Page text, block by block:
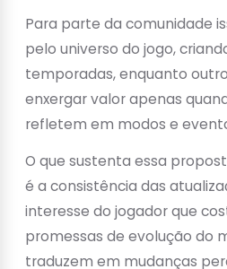
Para parte da comunidade
pelo universo do jogo,
temporadas, enquanto
enxergar valor apenas
refletem em modos e
O que sustenta essa
é a consistência das
interesse do jogador que
promessas de evolução do
traduzem em mudanças